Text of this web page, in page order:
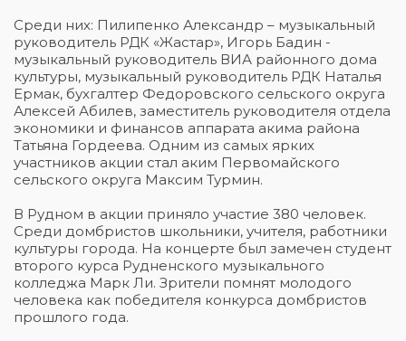
Среди них: Пилипенко Александр – музыкальный
руководитель РДК «Жастар», Игорь Бадин -
музыкальный руководитель ВИА районного дома
культуры, музыкальный руководитель РДК Наталья
Ермак, бухгалтер Федоровского сельского округа
Алексей Абилев, заместитель руководителя отдела
экономики и финансов аппарата акима района
Татьяна Гордеева. Одним из самых ярких
участников акции стал аким Первомайского
сельского округа Максим Турмин.
В Рудном в акции приняло участие 380 человек.
Среди домбристов школьники, учителя, работники
культуры города. На концерте был замечен студент
второго курса Рудненского музыкального
колледжа Марк Ли. Зрители помнят молодого
человека как победителя конкурса домбристов
прошлого года.